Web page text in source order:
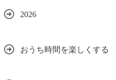
2026
おうち時間を楽しくする